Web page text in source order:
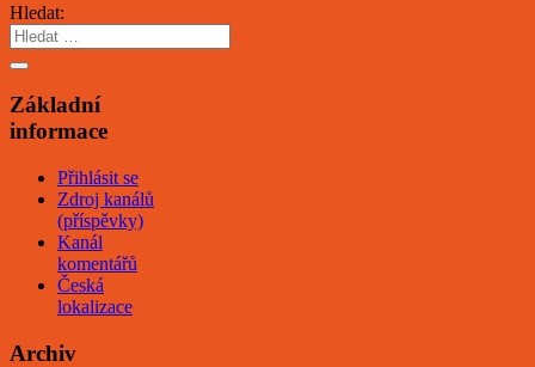
Hledat:
Základní
informace
Přihlásit se
Zdroj kanálů
(příspěvky)
Kanál
komentářů
Česká
lokalizace
Archiv